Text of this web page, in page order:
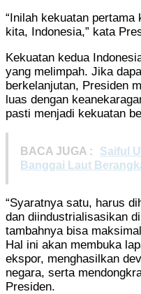
“Inilah kekuatan pertama
kita, Indonesia,” kata
Kekuatan kedua
yang melimpah. Jika
berkelanjutan, Presiden
luas dengan
pasti menjadi kekuatan
BACA JUGA :
Saiful
Banggai Laut
“Syaratnya satu, harus
dan diindustrialisasikan
tambahnya bisa
Hal ini akan membuka
ekspor, menghasilkan
negara, serta
Presiden.